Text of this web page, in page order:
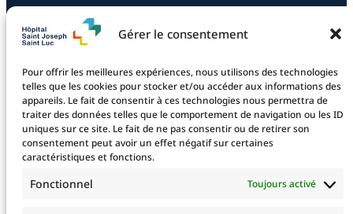
Gérer le consentement
Pour offrir les meilleures expériences, nous utilisons des technologies
telles que les cookies pour stocker et/ou accéder aux informations des
appareils. Le fait de consentir à ces technologies nous permettra de
traiter des données telles que le comportement de navigation ou les ID
uniques sur ce site. Le fait de ne pas consentir ou de retirer son
consentement peut avoir un effet négatif sur certaines
caractéristiques et fonctions.
Fonctionnel Toujours activé
Diplôme aide-soignant
Diplôme aide-soignant en alternance
Diplôme CCEPS
Taxe d’apprentissage
La fondation
La Fondation
Les projets financés
Le projet 2025